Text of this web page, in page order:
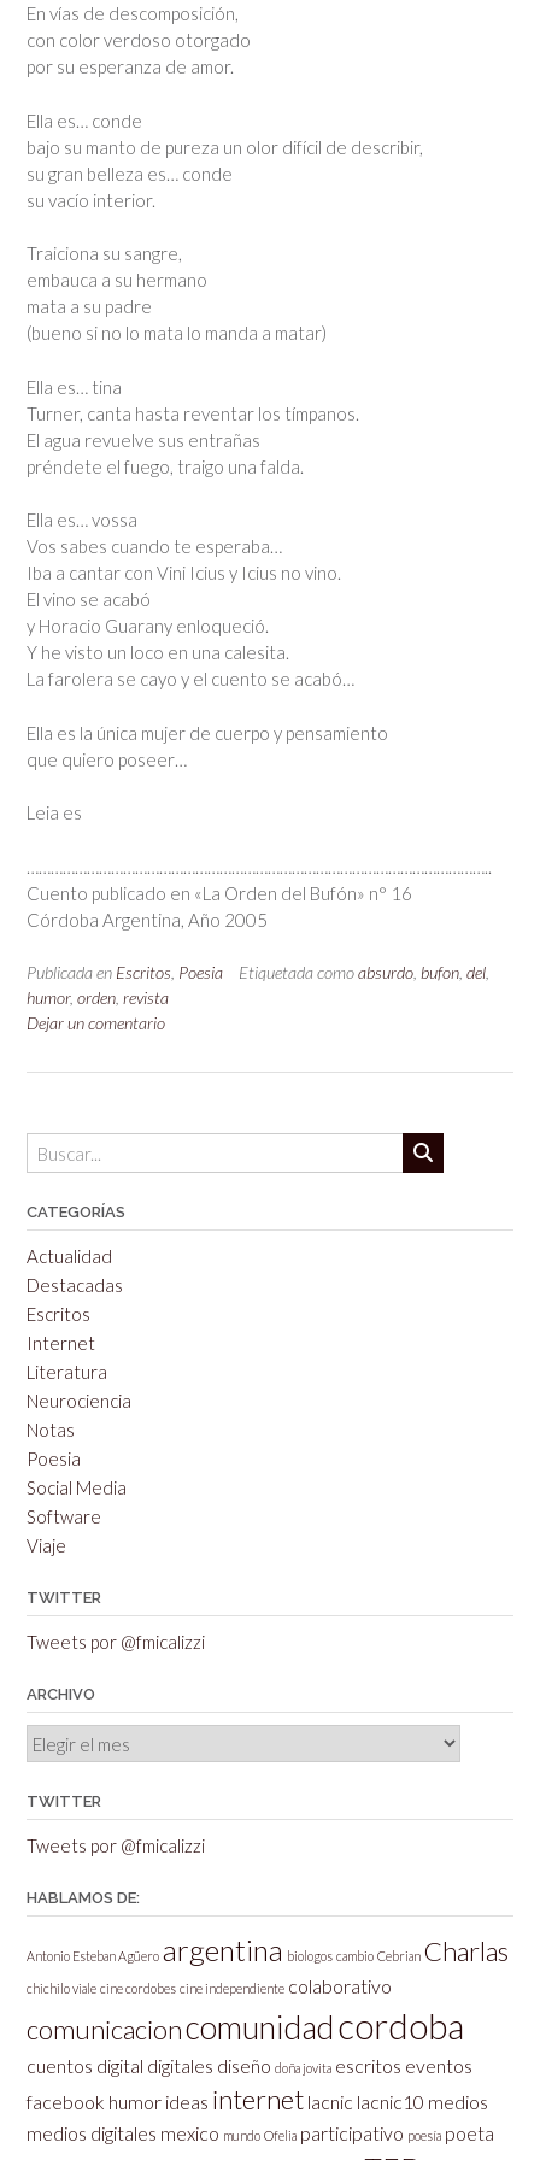
En vías de descomposición,
con color verdoso otorgado
por su esperanza de amor.
Ella es… conde
bajo su manto de pureza un olor difícil de describir,
su gran belleza es… conde
su vacío interior.
Traiciona su sangre,
embauca a su hermano
mata a su padre
(bueno si no lo mata lo manda a matar)
Ella es… tina
Turner, canta hasta reventar los tímpanos.
El agua revuelve sus entrañas
préndete el fuego, traigo una falda.
Ella es… vossa
Vos sabes cuando te esperaba…
Iba a cantar con Vini Icius y Icius no vino.
El vino se acabó
y Horacio Guarany enloqueció.
Y he visto un loco en una calesita.
La farolera se cayo y el cuento se acabó…
Ella es la única mujer de cuerpo y pensamiento
que quiero poseer…
Leia es
Cuento publicado en «La Orden del Bufón» n° 16
Córdoba Argentina, Año 2005
Publicada en Escritos Poesia Etiquetada comoabsurdo bufon del
humor, orden revista
Dejar un comentario
CATEGORÍAS
Actualidad
Destacadas
Escritos
Internet
Literatura
Neurociencia
Notas
Poesia
Social Media
Software
Viaje
TWITTER
Tweets por @fmicalizzi
ARCHIVO
Archivo
TWITTER
Tweets por @fmicalizzi
HABLAMOS DE:
Antonio Esteban Agüero argentina biologos cambio Cebrian Charlas
chichilo viale cine cordobes cine independiente colaborativo
comunicacioncomunidadcordoba
cuentos digital digitales diseño doña jovita escritos eventos
facebook humor ideas internet lacnic lacnic10 medios
medios digitales mexico mundo Ofelia participativo poesía poeta